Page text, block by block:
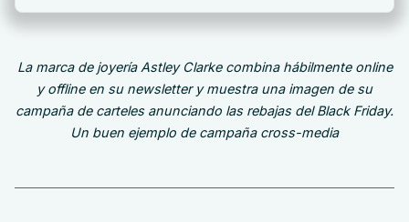
La marca de joyería Astley Clarke combina hábilmente online
y offline en su newsletter y muestra una imagen de su
campaña de carteles anunciando las rebajas del Black Friday.
Un buen ejemplo de campaña cross-media